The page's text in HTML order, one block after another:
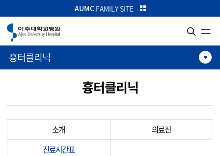
본문으로 가기
주메뉴로 가기
카피라이트로 가기
AUMCFAMILY SITE
흉터클리닉
흉터클리닉
소개
의료진
진료시간표